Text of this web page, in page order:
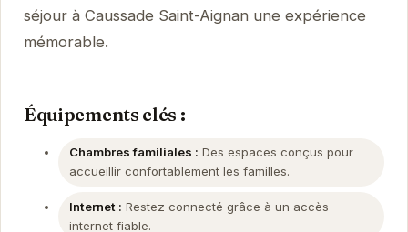
séjour à Caussade Saint-Aignan une expérience
mémorable.
Équipements clés :
Chambres familiales : Des espaces conçus pour
accueillir confortablement les familles.
Internet : Restez connecté grâce à un accès
internet fiable.